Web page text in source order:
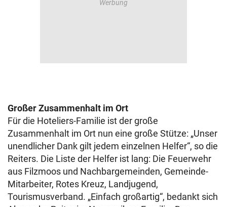
Großer Zusammenhalt im Ort
Für die Hoteliers-Familie ist der große
Zusammenhalt im Ort nun eine große Stütze: „Unser
unendlicher Dank gilt jedem einzelnen Helfer“, so die
Reiters. Die Liste der Helfer ist lang: Die Feuerwehr
aus Filzmoos und Nachbargemeinden, Gemeinde-
Mitarbeiter, Rotes Kreuz, Landjugend,
Tourismusverband. „Einfach großartig“, bedankt sich